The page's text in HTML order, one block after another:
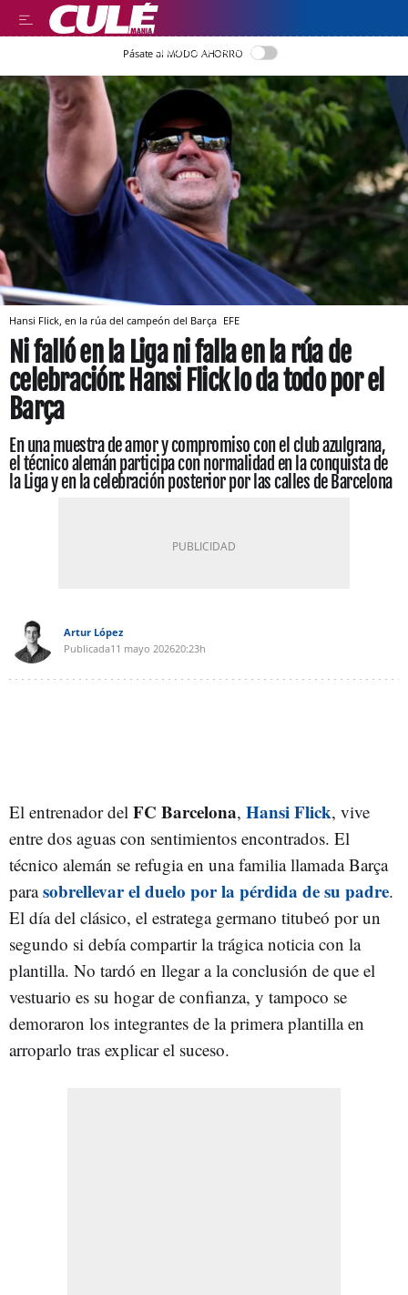
LLEGIR EN CATALÀ
Pásate al MODO AHORRO
Hansi Flick, en la rúa del campeón del Barça EFE
Ni falló en la Liga ni falla en la rúa de
celebración: Hansi Flick lo da todo por el
Barça
En una muestra de amor y compromiso con el club azulgrana,
el técnico alemán participa con normalidad en la conquista de
la Liga y en la celebración posterior por las calles de Barcelona
Artur López
Publicada11 mayo 202620:23h
El entrenador del FC Barcelona, Hansi Flick, vive
entre dos aguas con sentimientos encontrados. El
técnico alemán se refugia en una familia llamada Barça
parasobrellevar el duelo por la pérdida de su padre.
El día del clásico, el estratega germano titubeó por un
segundo si debía compartir la trágica noticia con la
plantilla. No tardó en llegar a la conclusión de que el
vestuario es su hogar de confianza, y tampoco se
demoraron los integrantes de la primera plantilla en
arroparlo tras explicar el suceso.